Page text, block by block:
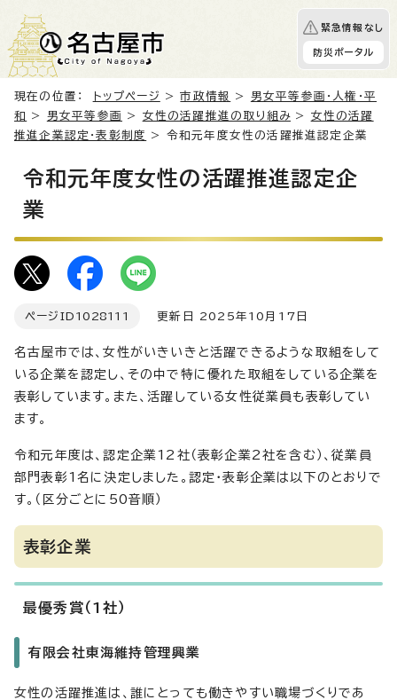
緊急情報なし
防災ポータル
現在の位置： トップページ >市政情報 > 男女平等参画・人権・平
和
> 男女平等参画 > 女性の活躍推進の取り組み > 女性の活躍
推進企業認定・表彰制度
> 令和元年度女性の活躍推進認定企業
令和元年度女性の活躍推進認定企
業
ページID 1028111 更新日 2025年10月17日
名古屋市では、女性がいきいきと活躍できるような取組をして
いる企業を認定し、その中で特に優れた取組をしている企業を
表彰しています。また、活躍している女性従業員も表彰してい
ます。
令和元年度は、認定企業12社（表彰企業2社を含む）、従業員
部門表彰1名に決定しました。認定・表彰企業は以下のとおりで
す。（区分ごとに50音順）
表彰企業
最優秀賞（1社）
有限会社東海維持管理興業
女性の活躍推進は、誰にとっても働きやすい職場づくりであ